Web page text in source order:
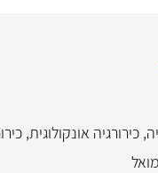
, כירורגיה אונקולוגית,